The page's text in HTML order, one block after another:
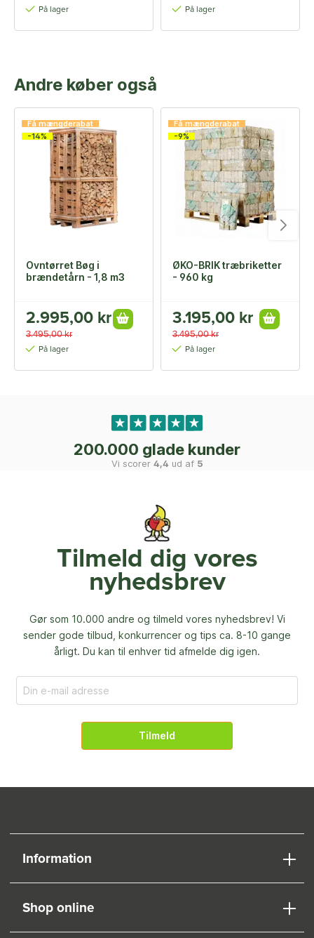
På lager På lager
Andre køber også
Få mængderabat
-14%
Ovntørret Bøg i
brændetårn - 1,8 m3
2.995,00 kr
3.495,00 kr
På lager
Få mængderabat
-9%
ØKO-BRIK træbriketter
- 960 kg
3.195,00 kr
3.495,00 kr
På lager
200.000 glade kunder
Vi scorer 4,4 ud af 5
Tilmeld dig vores
nyhedsbrev
Gør som 10.000 andre og tilmeld vores nyhedsbrev! Vi
sender gode tilbud, konkurrencer og tips ca. 8-10 gange
årligt. Du kan til enhver tid afmelde dig igen.
Tilmeld
Information
Shop online